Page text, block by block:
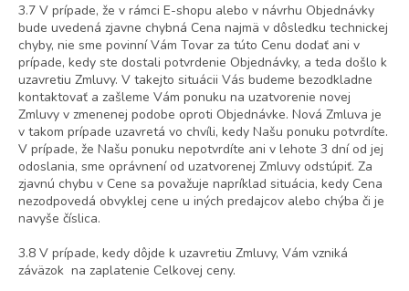
3.7 V prípade, že v rámci E-shopu alebo v návrhu Objednávky
bude uvedená zjavne chybná Cena najmä v dôsledku technickej
chyby, nie sme povinní Vám Tovar za túto Cenu dodať ani v
prípade, kedy ste dostali potvrdenie Objednávky, a teda došlo k
uzavretiu Zmluvy. V takejto situácii Vás budeme bezodkladne
kontaktovať a zašleme Vám ponuku na uzatvorenie novej
Zmluvy v zmenenej podobe oproti Objednávke. Nová Zmluva je
v takom prípade uzavretá vo chvíli, kedy Našu ponuku potvrdíte.
V prípade, že Našu ponuku nepotvrdíte ani v lehote 3 dní od jej
odoslania, sme oprávnení od uzatvorenej Zmluvy odstúpiť. Za
zjavnú chybu v Cene sa považuje napríklad situácia, kedy Cena
nezodpovedá obvyklej cene u iných predajcov alebo chýba či je
navyše číslica.
3.8 V prípade, kedy dôjde k uzavretiu Zmluvy, Vám vzniká
záväzok na zaplatenie Celkovej ceny.